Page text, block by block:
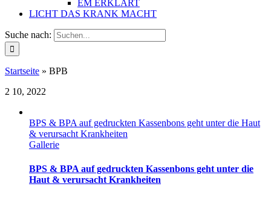
EM ERKLÄRT
LICHT DAS KRANK MACHT
Suche nach:
Startseite » BPB
2 10, 2022
BPS & BPA auf gedruckten Kassenbons geht unter die Haut
& verursacht Krankheiten
Gallerie
BPS & BPA auf gedruckten Kassenbons geht unter die
Haut & verursacht Krankheiten